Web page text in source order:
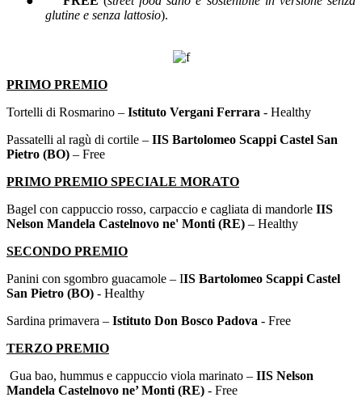
glutine e senza lattosio).
PRIMO PREMIO
Tortelli di Rosmarino – Istituto Vergani Ferrara - Healthy
Passatelli al ragù di cortile – IIS Bartolomeo Scappi Castel San
Pietro (BO) – Free
PRIMO PREMIO SPECIALE MORATO
Bagel con cappuccio rosso, carpaccio e cagliata di mandorle IIS
Nelson Mandela Castelnovo ne' Monti (RE) – Healthy
SECONDO PREMIO
Panini con sgombro guacamole – IIS Bartolomeo Scappi Castel
San Pietro (BO) - Healthy
Sardina primavera – Istituto Don Bosco Padova - Free
TERZO PREMIO
Gua bao, hummus e cappuccio viola marinato – IIS Nelson
Mandela Castelnovo ne’ Monti (RE) - Free